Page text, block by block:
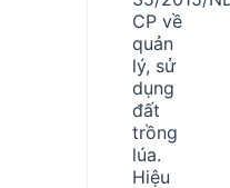
CP về
quản
lý, sử
dụng
đất
trồng
lúa.
Hiệu